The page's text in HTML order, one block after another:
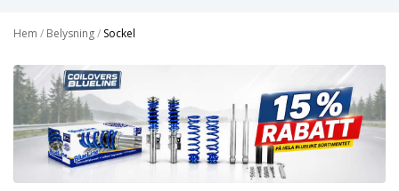
Hem / Belysning/ Sockel